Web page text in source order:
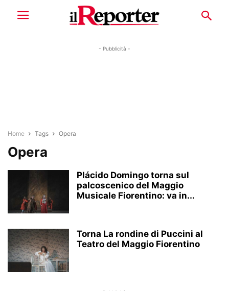
- Pubblicità -
Home Tags Opera
Opera
Plácido Domingo torna sul
palcoscenico del Maggio
Musicale Fiorentino: va in...
Torna La rondine di Puccini al
Teatro del Maggio Fiorentino